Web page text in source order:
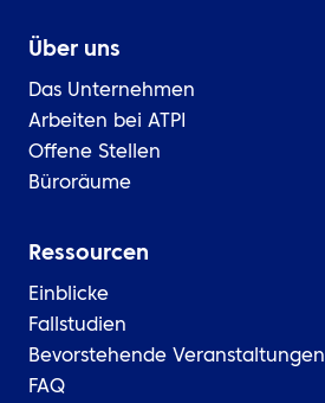
Über uns
Das Unternehmen
Arbeiten bei ATPI
Offene Stellen
Büroräume
Ressourcen
Einblicke
Fallstudien
Bevorstehende Veranstaltungen
FAQ